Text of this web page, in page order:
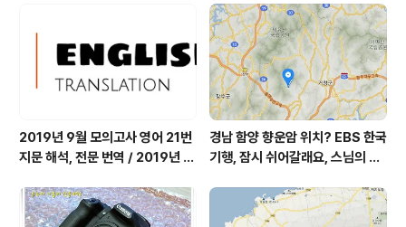
강원도 홍천군 가볼 만한 곳, (구)
까르돈, kbs 인간극장
어디? / 경상북도 영양군 가볼 만
한 곳, 영양읍 상원리. KBS 인간극
장 임분노미 할머니
2019년 9월 모의고사 영어 21번
지문 해석, 전문 번역 / 2019년 9
역, 평가원 2019년 고3 9월 영어
영역 외국어영역 전문 해석, Engli
경남 함양 향운암 위치? EBS 한국
기행, 잠시 쉬어갈래요, 스님의 어
상남도 함양군 가볼 만한 곳, 용추
계곡 향운암 명천스님, 덕유산 황